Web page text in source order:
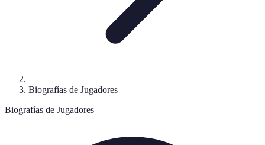
Biografías de Jugadores
Biografías de Jugadores